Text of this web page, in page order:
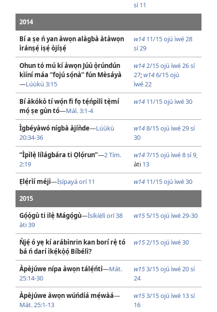
sí 11
2014
Bí a ṣe ń yan àwọn alàgbà àtàwọn
ìránṣẹ́ iṣẹ́ òjíṣẹ́
w14 11/15 ojú ìwé 28
sí 29
Ohun tó mú kí àwọn Júù ọ̀rúndún
kìíní máa “fojú sọ́nà” fún Mèsáyà
—Lúùkù 3:15
w142/15 ojú ìwé 26 sí
27;w146/15 ojú
ìwé 22
Bí àkókò tí wọ́n fi fọ tẹ́ńpìlì tẹ̀mí
mọ́ ṣe gùn tó—Mál. 3:1-4
w14 11/15 ojú ìwé 30
Ìgbéyàwó nígbà àjíǹde—Lúùkù
20:34-36
w148/15 ojú ìwé 29 sí
30
“Ìpìlẹ̀ lílágbára ti Ọlọ́run”—2 Tím.
2:19
w147/15 ojú ìwé 8 sí 9,
àti 13
Ẹlẹ́rìí méjì—Ìṣípayá orí 11 w14 11/15 ojú ìwé 30
2015
Gọ́ọ̀gù ti ilẹ̀ Mágọ́gù—Ìsíkíẹ́lì orí 38
àti39
w15 5/15 ojú ìwé 29-30
Ǹjẹ́ ó yẹ kí arábìnrin kan borí rẹ̀ tó
bá ń darí ìkẹ́kọ̀ọ́ Bíbélì?
w152/15 ojú ìwé 30
Àpèjúwe nípa àwọn tálẹ́ńtì—Mát.
25:14-30
w153/15 ojú ìwé 20 sí
24
Àpèjúwe àwọn wúńdíá mẹ́wàá—
Mát. 25:1-13
w153/15 ojú ìwé 13 sí
16